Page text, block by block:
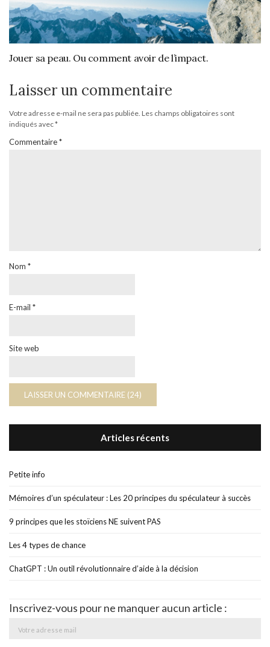
Jouer sa peau. Ou comment avoir de l’impact.
Laisser un commentaire
Votre adresse e-mail ne sera pas publiée. Les champs obligatoires sont
indiqués avec*
Commentaire*
Nom *
E-mail *
Site web
Articles récents
Petite info
Mémoires d’un spéculateur : Les 20 principes du spéculateur à succès
9 principes que les stoïciens NE suivent PAS
Les 4 types de chance
ChatGPT : Un outil révolutionnaire d’aide à la décision
Inscrivez-vous pour ne manquer aucun article :